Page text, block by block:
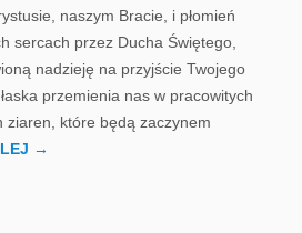
naszym Bracie, i płomień
sercach przez Ducha Świętego,
nadzieję na przyjście Twojego
przemienia nas w pracowitych
ziaren, które będą zaczynem
→